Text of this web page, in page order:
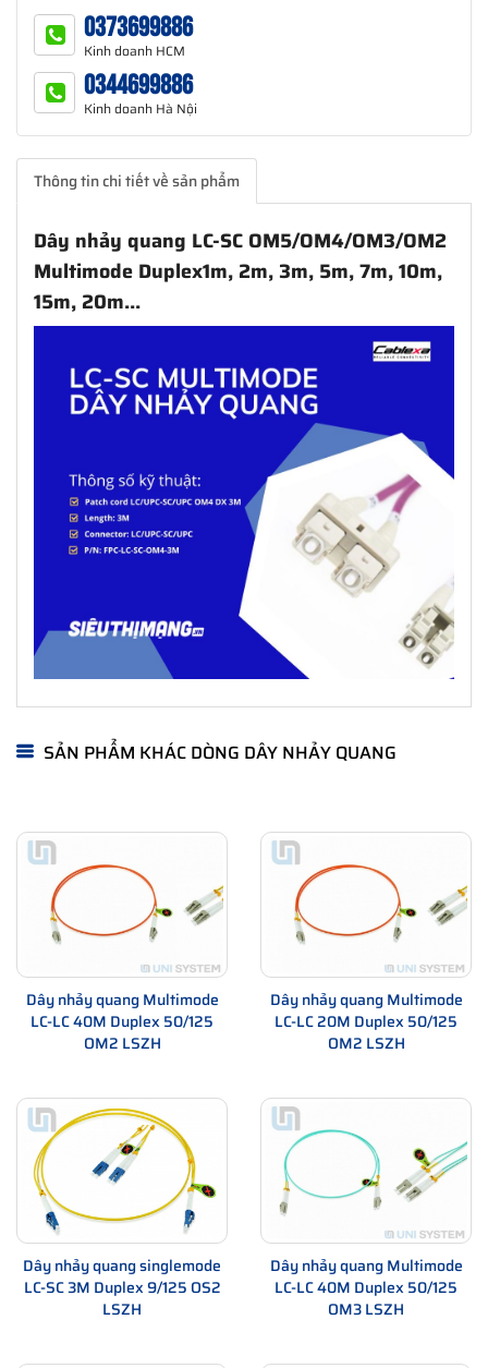
0373699886
Kinh doanh HCM
0344699886
Kinh doanh Hà Nội
Thông tin chi tiết về sản phẩm
Dây nhảy quang LC-SC OM5/OM4/OM3/OM2
Multimode Duplex1m, 2m, 3m, 5m, 7m, 10m,
15m, 20m...
SẢN PHẨM KHÁC DÒNG DÂY NHẢY QUANG
Dây nhảy quang Multimode
LC-LC 40M Duplex 50/125
OM2 LSZH
Dây nhảy quang Multimode
LC-LC 20M Duplex 50/125
OM2 LSZH
Dây nhảy quang singlemode
LC-SC 3M Duplex 9/125 OS2
LSZH
Dây nhảy quang Multimode
LC-LC 40M Duplex 50/125
OM3 LSZH